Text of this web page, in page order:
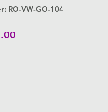
RO-VW-GO-104